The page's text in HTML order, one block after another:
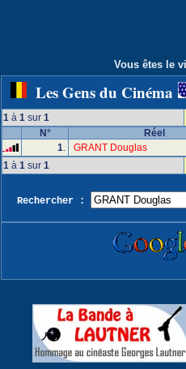
Vous êtes le
Les Gens du Cinéma
1 à 1 sur 1
N°
Réel
1.
GRANT Douglas
1 à 1 sur 1
Rechercher :